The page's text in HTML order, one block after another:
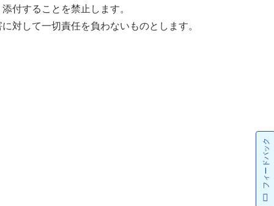
付することを禁止します。
対して一切責任を負わないものとします。
フィードバック